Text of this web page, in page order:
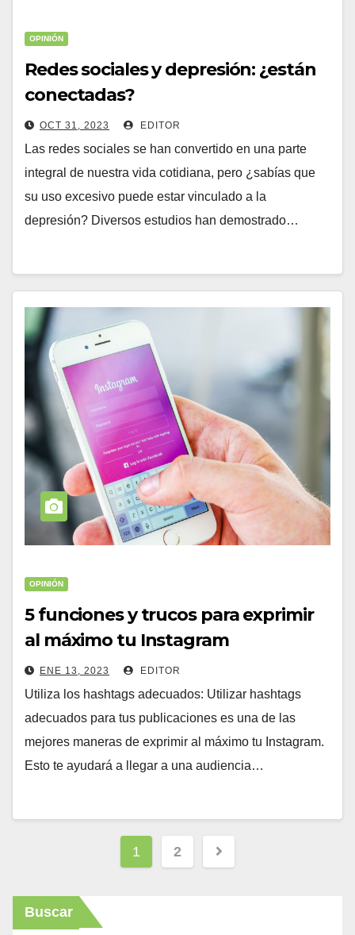
OPINIÓN
Redes sociales y depresión: ¿están
conectadas?
OCT 31, 2023 EDITOR
Las redes sociales se han convertido en una parte
integral de nuestra vida cotidiana, pero ¿sabías que
su uso excesivo puede estar vinculado a la
depresión? Diversos estudios han demostrado…
OPINIÓN
5 funciones y trucos para exprimir
al máximo tu Instagram
ENE 13, 2023 EDITOR
Utiliza los hashtags adecuados: Utilizar hashtags
adecuados para tus publicaciones es una de las
mejores maneras de exprimir al máximo tu Instagram.
Esto te ayudará a llegar a una audiencia…
Paginación
1 2
Buscar